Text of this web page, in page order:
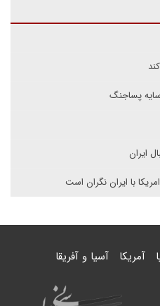
پساجنگ
ایران
با ایران نگران است
آمریکا آسیا و آفریقا